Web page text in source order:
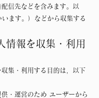
信先などを含みます。以
ます。）などから収集する
情報を収集・利用
集・利用する目的は，以下
・運営のため ユーザーから